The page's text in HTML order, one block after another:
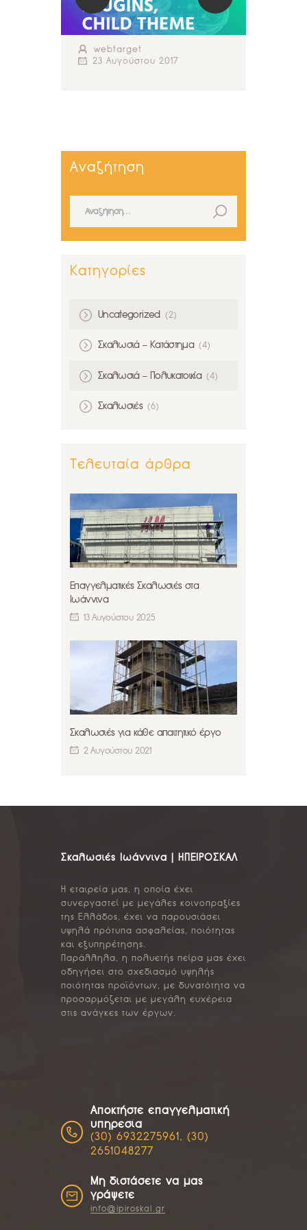
webtarget
23 Αυγούστου 2017
Αναζήτηση
Κατηγορίες
Uncategorized (2)
Σκαλωσιά – Κατάστημα (4)
Σκαλωσιά – Πολυκατοικία (4)
Σκαλωσιές (6)
Τελευταία άρθρα
Επαγγελματικές Σκαλωσιές στα
Ιωάννινα
13 Αυγούστου 2025
Σκαλωσιές για κάθε απαιτητικό έργο
2 Αυγούστου 2021
Σκαλωσιές Ιωάννινα | ΗΠΕΙΡΟΣΚΑΛ
Η εταιρεία μας, η οποία έχει
συνεργαστεί με μεγάλες κοινοπραξίες
της Ελλάδος, έχει να παρουσιάσει
υψηλά πρότυπα ασφαλείας, ποιότητας
και εξυπηρέτησης.
Παράλληλα, η πολυετής πείρα μας έχει
οδηγήσει στο σχεδιασμό υψηλής
ποιότητας προϊόντων, με δυνατότητα να
προσαρμόζεται με μεγάλη ευχέρεια
στις ανάγκες των έργων.
Αποκτήστε επαγγελματική
υπηρεσία
(30) 6932275961, (30)
2651048277
Μη διστάσετε να μας
γράψετε
info@ipiroskal.gr